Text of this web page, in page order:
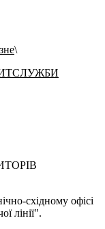
східному офісі
лінії".